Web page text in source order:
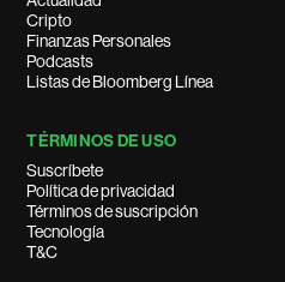
Cripto
Finanzas Personales
Podcasts
Listas de Bloomberg Línea
TÉRMINOS DE USO
Suscríbete
Política de privacidad
Términos de suscripción
Tecnología
T&C